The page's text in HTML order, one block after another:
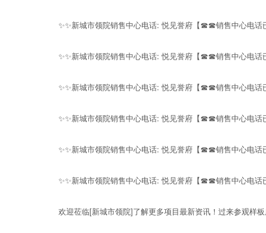
✨✨新城市领院销售中心电话: 悦见誉府【☎☎销售中心电
✨✨新城市领院销售中心电话: 悦见誉府【☎☎销售中心电
✨✨新城市领院销售中心电话: 悦见誉府【☎☎销售中心电
✨✨新城市领院销售中心电话: 悦见誉府【☎☎销售中心电
✨✨新城市领院销售中心电话: 悦见誉府【☎☎销售中心电
✨✨新城市领院销售中心电话: 悦见誉府【☎☎销售中心电
欢迎莅临[新城市领院]了解更多项目最新资讯！过来参观样板